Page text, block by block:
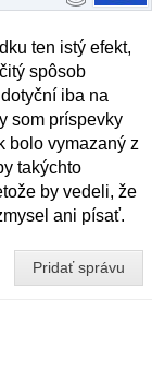
ten istý efekt,
spôsob
iba na
som príspevky
bolo vymazaný z
takýchto
by vedeli, že
ani písať.
Pridať správu